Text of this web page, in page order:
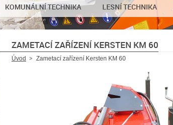
KOMUNÁLNÍ TECHNIKA LESNÍ TECHNIKA
ZAMETACÍ ZAŘÍZENÍ KERSTEN KM 60
Úvod Zametací zařízení Kersten KM 60